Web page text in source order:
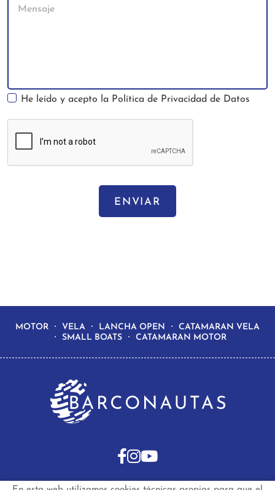
He leído y acepto la Política de Privacidad de Datos
ENVIAR
MOTOR VELA LANCHA OPEN
CATAMARAN VELA
SMALL BOATS
CATAMARAN MOTOR